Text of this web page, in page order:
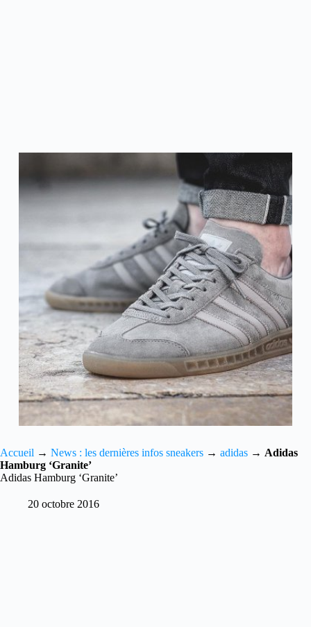
Accueil → News : les dernières infos sneakers → adidas → Adidas
Hamburg ‘Granite’
Adidas Hamburg ‘Granite’
20 octobre 2016